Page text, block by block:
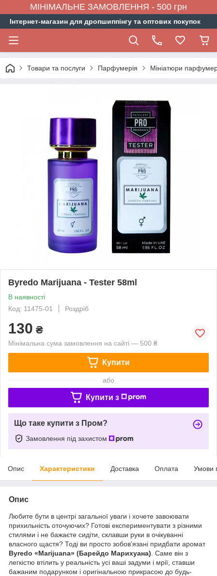
МІНІМАЛЬНЕ ЗАМОВЛЕННЯ - 500 грн
Інтернет-магазин для дропшиппінгу та оптових покупок
Товари та послуги Парфумерія Мініатюри
Byredo Marijuana - Tester 58ml
В наявності
Код: 11475-01
Роздріб
130 ₴
Мінімальна сума замовлення на сайті — 500 ₴
Купити
або
Купити з
Що таке купити з Пром?
Замовлення під захистом
Опис Характеристики Доставка Оплата Умови
Опис
Любите бути в центрі загальної уваги і хочете завоювати
прихильність оточуючих? Готові експериментувати з різними
стилями і не бажаєте сидіти, склавши руки в очікуванні
власного щастя? Тоді ви просто зобов'язані придбати аромат
Byredo «Marijuana» (Барейдо Марихуана) . Саме він з
легкістю втілить у реальність усі ваші задуми і мрії, ставши
бажаним подарунком і оригінальною прикрасою до будь-